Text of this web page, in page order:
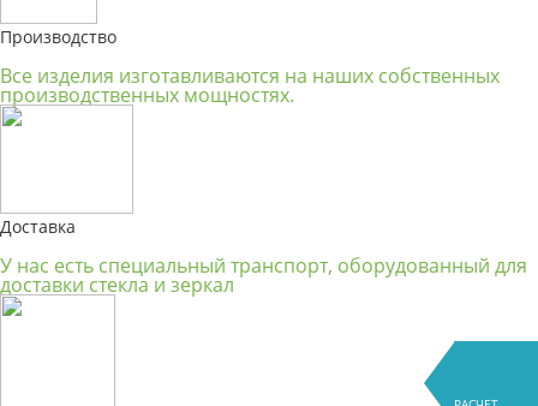
Производство
Все изделия изготавливаются на наших собственных
производственных мощностях.
Доставка
У нас есть специальный транспорт, оборудованный для
доставки стекла и зеркал